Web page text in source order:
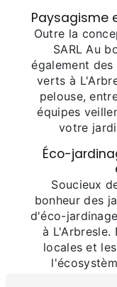
Paysagisme
Outre la
SARL Au
également
verts à
pelouse,
équipes
votre
Éco-
Soucieux
bonheur des
d'éco-
à L'Arbresle.
locales et